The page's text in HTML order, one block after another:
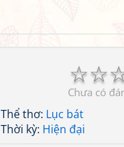
☆
☆
Chưa có
Thể thơ: Lục bát
Thời kỳ: Hiện đại